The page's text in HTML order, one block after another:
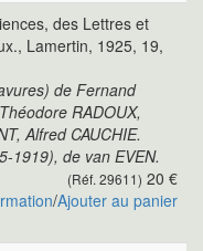
des Lettres et
Lamertin, 1925, 19,
de Fernand
RADOUX,
Alfred CAUCHIE.
1919), de van EVEN.
(Réf. 29611) 20 €
/Ajouter au panier